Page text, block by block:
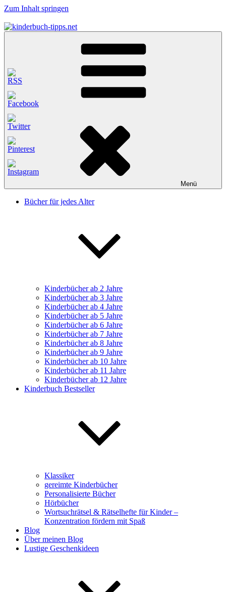
Zum Inhalt springen
Empfehlungen und Tipps rund um das Thema Kinderbücher und
Menü
Bücher für jedes Alter
Kinderbücher ab 2 Jahre
Kinderbücher ab 3 Jahre
Kinderbücher ab 4 Jahre
Kinderbücher ab 5 Jahre
Kinderbücher ab 6 Jahre
Kinderbücher ab 7 Jahre
Kinderbücher ab 8 Jahre
Kinderbücher ab 9 Jahre
Kinderbücher ab 10 Jahre
Kinderbücher ab 11 Jahre
Kinderbücher ab 12 Jahre
Kinderbuch Bestseller
Klassiker
gereimte Kinderbücher
Personalisierte Bücher
Hörbücher
Wortsuchrätsel & Rätselhefte für Kinder –
Konzentration fördern mit Spaß
Blog
Über meinen Blog
Lustige Geschenkideen